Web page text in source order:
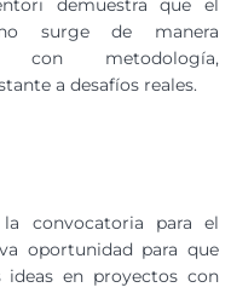
demuestra que el
surge de manera
con metodología,
a desafíos reales.
convocatoria para el
oportunidad para que
ideas en proyectos con